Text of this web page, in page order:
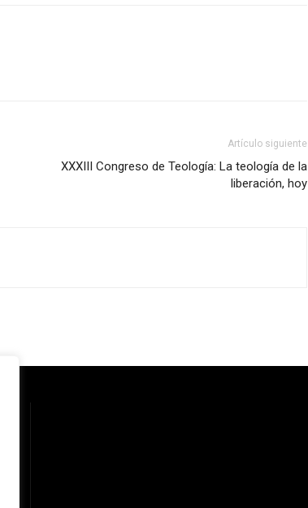
Artículo siguiente
XXXIII Congreso de Teología: La teología de la
liberación, hoy